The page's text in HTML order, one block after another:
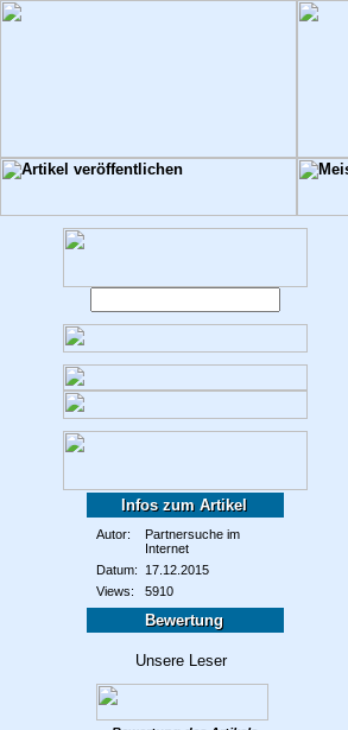
Infos zum Artikel
Autor:
Partnersuche im
Internet
Datum:
17.12.2015
Views:
5910
Bewertung